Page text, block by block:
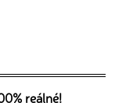
reálné!